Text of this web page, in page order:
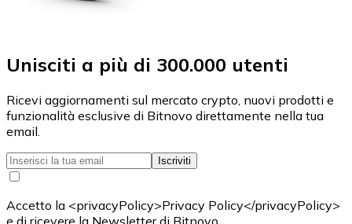
Unisciti a più di 300.000 utenti
Ricevi aggiornamenti sul mercato crypto, nuovi prodotti e
funzionalità esclusive di Bitnovo direttamente nella tua
email.
Iscriviti
Accetto la <privacyPolicy>Privacy Policy</privacyPolicy>
e di ricevere la Newsletter di Bitnovo